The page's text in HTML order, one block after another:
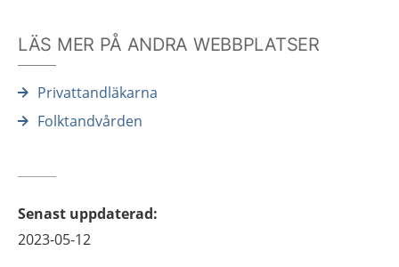
LÄS MER PÅ ANDRA WEBBPLATSER
Privattandläkarna
Folktandvården
Senast uppdaterad:
2023-05-12